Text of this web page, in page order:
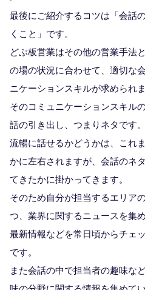
最後にご紹介するコツは「会話
くこと」です。
どぶ板営業はその他の営業手法
の場の状況に合わせて、適切な
ニケーションスキルが求められま
そのコミュニケーションスキル
話の引き出し、つまりネタです。
流暢に話せるかどうかは、これ
かに左右されますが、会話のネ
てきたかに掛かってきます。
そのため自分が担当するエリア
つ、業界に関するニュースを集
最新情報などを常日頃からチェ
です。
また会話の中で担当者の趣味な